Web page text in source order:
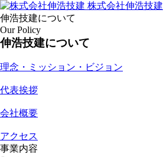
株式会社伸浩技建
伸浩技建について
Our Policy
伸浩技建について
理念・ミッション・ビジョン
代表挨拶
会社概要
アクセス
事業内容